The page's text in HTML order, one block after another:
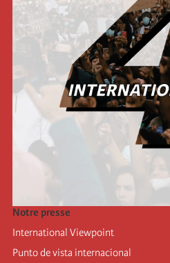
Notre presse
International Viewpoint
Punto de vista internacional